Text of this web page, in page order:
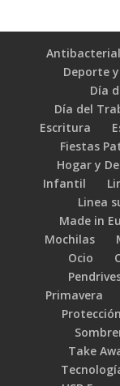
Antibacterial
Deporte
Día
Día del
Escritura
Fiestas
Hogar y
Infantil
Linea
Made in
Mochilas
Ocio
Primavera
Take